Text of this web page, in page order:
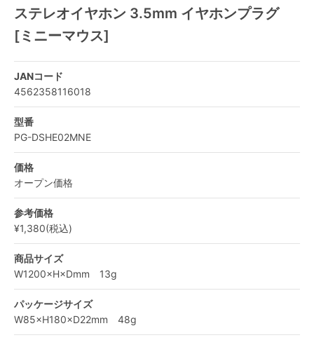
ステレオイヤホン 3.5mm イヤホンプラグ
[ミニーマウス]
JANコード
4562358116018
型番
PG-DSHE02MNE
価格
オープン価格
参考価格
¥1,380(税込)
商品サイズ
W1200×H×Dmm 13g
パッケージサイズ
W85×H180×D22mm 48g